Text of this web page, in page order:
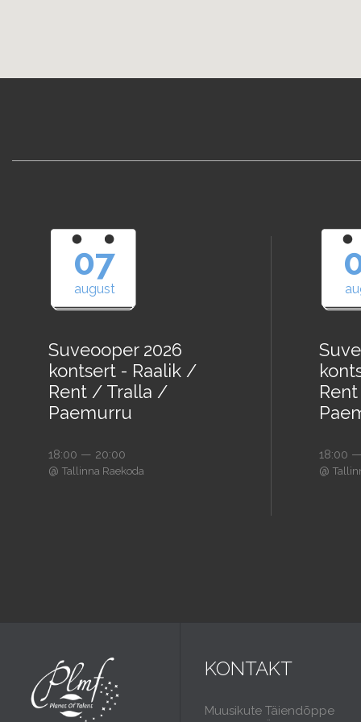
07
august
Suveooper 2026
kontsert - Raalik /
Rent / Tralla /
Paemurru
18:00 — 20:00
@ Tallinna Raekoda
18:00
@
KONTAKT
Muusikute Täiendõppe